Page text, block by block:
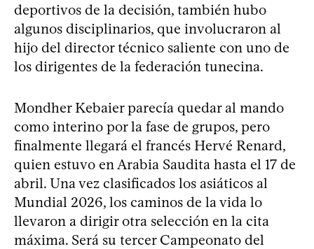
deportivos de la decisión, también hubo
algunos disciplinarios, que involucraron al
hijo del director técnico saliente con uno de
los dirigentes de la federación tunecina.
Mondher Kebaier parecía quedar al mando
como interino por la fase de grupos, pero
finalmente llegará el francés Hervé Renard,
quien estuvo en Arabia Saudita hasta el 17 de
abril. Una vez clasificados los asiáticos al
Mundial 2026, los caminos de la vida lo
llevaron a dirigir otra selección en la cita
máxima. Será su tercer Campeonato del